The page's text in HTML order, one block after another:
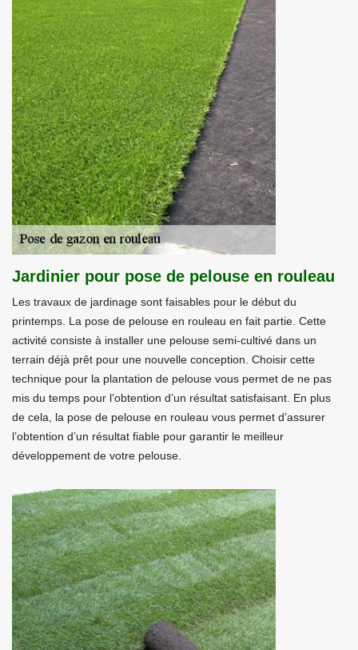
Jardinier pour pose de pelouse en rouleau
Les travaux de jardinage sont faisables pour le début du
printemps. La pose de pelouse en rouleau en fait partie. Cette
activité consiste à installer une pelouse semi-cultivé dans un
terrain déjà prêt pour une nouvelle conception. Choisir cette
technique pour la plantation de pelouse vous permet de ne pas
mis du temps pour l’obtention d’un résultat satisfaisant. En plus
de cela, la pose de pelouse en rouleau vous permet d’assurer
l’obtention d’un résultat fiable pour garantir le meilleur
développement de votre pelouse.